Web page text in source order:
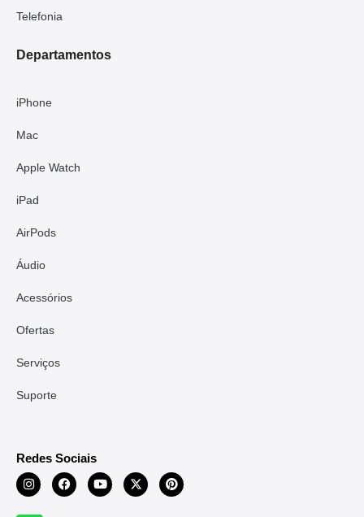
Telefonia
Departamentos
iPhone
Mac
Apple Watch
iPad
AirPods
Áudio
Acessórios
Ofertas
Serviços
Suporte
Redes Sociais